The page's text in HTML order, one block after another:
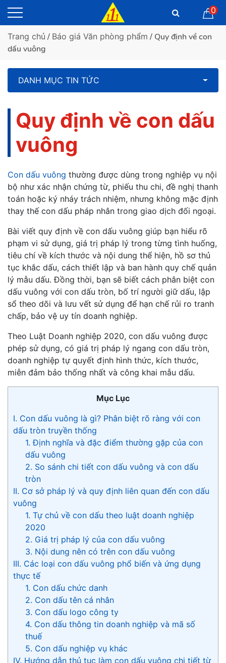
0
Trang chủ / Báo giá Văn phòng phẩm / Quy định về con
dấu vuông
DANH MỤC TIN TỨC
Quy định về con dấu
vuông
Con dấu vuông thường được dùng trong nghiệp vụ nội
bộ như xác nhận chứng từ, phiếu thu chi, đề nghị thanh
toán hoặc ký nháy trách nhiệm, nhưng không mặc định
thay thế con dấu pháp nhân trong giao dịch đối ngoại.
Bài viết quy định về con dấu vuông giúp bạn hiểu rõ
phạm vi sử dụng, giá trị pháp lý trong từng tình huống,
tiêu chí về kích thước và nội dung thể hiện, hồ sơ thủ
tục khắc dấu, cách thiết lập và ban hành quy chế quản
lý mẫu dấu. Đồng thời, bạn sẽ biết cách phân biệt con
dấu vuông với con dấu tròn, bố trí người giữ dấu, lập
sổ theo dõi và lưu vết sử dụng để hạn chế rủi ro tranh
chấp, bảo vệ uy tín doanh nghiệp.
Theo Luật Doanh nghiệp 2020, con dấu vuông được
phép sử dụng, có giá trị pháp lý ngang con dấu tròn,
doanh nghiệp tự quyết định hình thức, kích thước,
miễn đảm bảo thống nhất và công khai mẫu dấu.
Mục Lục
I. Con dấu vuông là gì? Phân biệt rõ ràng với con
dấu tròn truyền thống
1. Định nghĩa và đặc điểm thường gặp của con
dấu vuông
2. So sánh chi tiết con dấu vuông và con dấu
tròn
II. Cơ sở pháp lý và quy định liên quan đến con dấu
vuông
1. Tự chủ về con dấu theo luật doanh nghiệp
2020
2. Giá trị pháp lý của con dấu vuông
3. Nội dung nên có trên con dấu vuông
III. Các loại con dấu vuông phổ biến và ứng dụng
thực tế
1. Con dấu chức danh
2. Con dấu tên cá nhân
3. Con dấu logo công ty
4. Con dấu thông tin doanh nghiệp và mã số
thuế
5. Con dấu nghiệp vụ khác
IV. Hướng dẫn thủ tục làm con dấu vuông chi tiết từ